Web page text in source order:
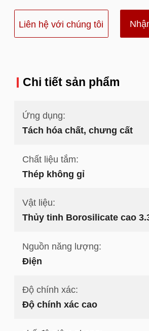
Liên hệ với chúng tôi
Chi tiết sản phẩm
Ứng dụng:
Tách hóa chất, chưng cất
Chất liệu tắm:
Thép không gỉ
Vật liệu:
Thủy tinh Borosilicate cao
Nguồn năng lượng:
Điện
Độ chính xác:
Độ chính xác cao